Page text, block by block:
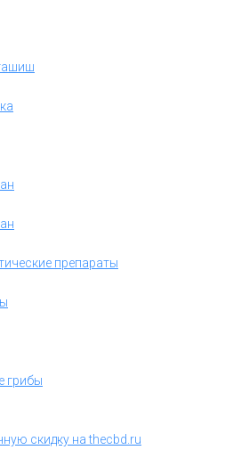
препараты
грибы
скидку на thecbd.ru